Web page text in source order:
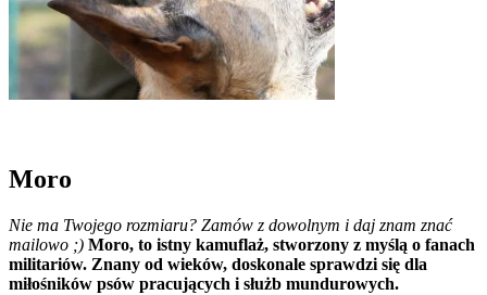
Moro
Nie ma Twojego rozmiaru? Zamów z dowolnym i daj znam znać
mailowo ;) Moro, to istny kamuflaż, stworzony z myślą o fanach
militariów. Znany od wieków, doskonale sprawdzi się dla
miłośników psów pracujących i służb mundurowych.